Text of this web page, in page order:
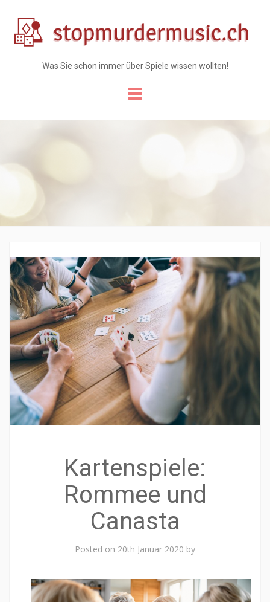
Was Sie schon immer über Spiele wissen wollten!
Kartenspiele:
Rommee und
Canasta
Posted on 20th Januar 2020 by